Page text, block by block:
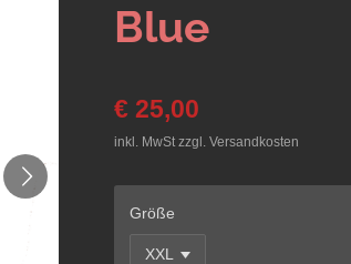
Blue
€ 25,00
inkl. MwSt zzgl. Versandkosten
Größe